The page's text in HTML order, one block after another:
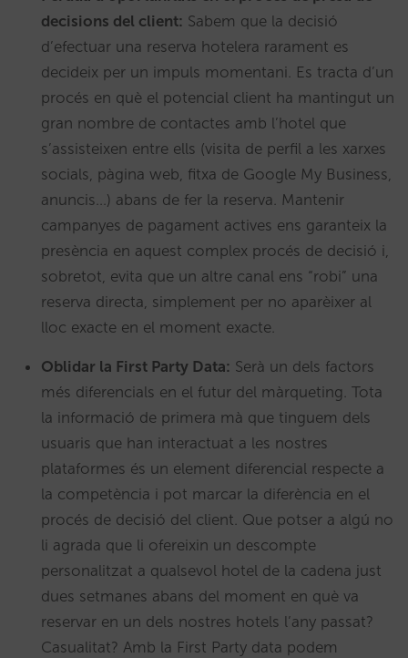
decisions del client: Sabem que la decisió
d’efectuar una reserva hotelera rarament es
decideix per un impuls momentani. Es tracta d’un
procés en què el potencial client ha mantingut un
gran nombre de contactes amb l’hotel que
s’assisteixen entre ells (visita de perfil a les xarxes
socials, pàgina web, fitxa de Google My Business,
anuncis…) abans de fer la reserva. Mantenir
campanyes de pagament actives ens garanteix la
presència en aquest complex procés de decisió i,
sobretot, evita que un altre canal ens “robi” una
reserva directa, simplement per no aparèixer al
lloc exacte en el moment exacte.
Oblidar la First Party Data: Serà un dels factors
més diferencials en el futur del màrqueting. Tota
la informació de primera mà que tinguem dels
usuaris que han interactuat a les nostres
plataformes és un element diferencial respecte a
la competència i pot marcar la diferència en el
procés de decisió del client. Que potser a algú no
li agrada que li ofereixin un descompte
personalitzat a qualsevol hotel de la cadena just
dues setmanes abans del moment en què va
reservar en un dels nostres hotels l’any passat?
Casualitat? Amb la First Party data podem